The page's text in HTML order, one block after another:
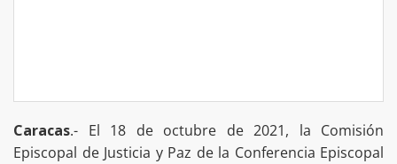
Caracas.- El 18 de octubre de 2021, la Comisión
Episcopal de Justicia y Paz de la Conferencia Episcopal